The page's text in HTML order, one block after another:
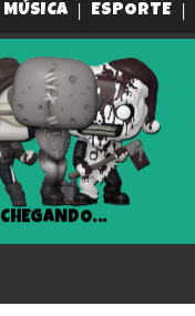
MÚSICA ESPORTE
Disney / Pixar